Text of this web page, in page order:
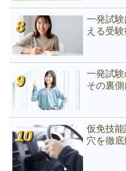
一発試
える受
一発試
その裏側
仮免技
穴を徹底